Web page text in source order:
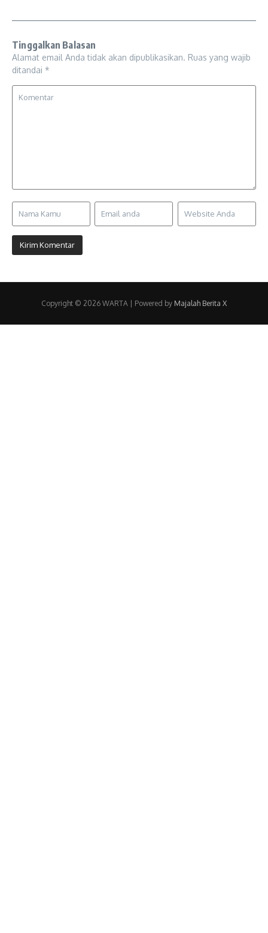
Tinggalkan Balasan
Alamat email Anda tidak akan dipublikasikan. Ruas yang wajib
ditandai *
Copyright © 2026 WARTA | Powered by Majalah Berita X